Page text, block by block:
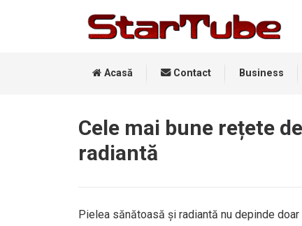
Acasă Contact Business
Cele mai bune rețete
radiantă
Pielea sănătoasă și radiantă nu depinde